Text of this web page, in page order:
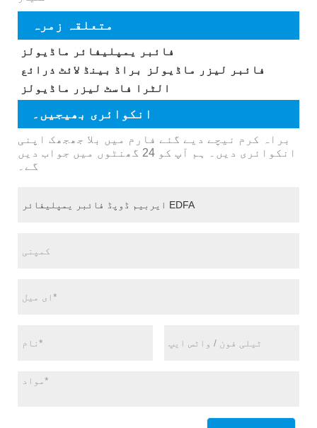
متعلقہ زمرہ
فائبر یمپلیفائر ماڈیولز
براڈ بینڈ لائٹ ذرائع
فائبر لیزر ماڈیولز
الٹرا فاسٹ لیزر ماڈیولز
انکوائری بھیجیں۔
براہ کرم نیچے دیے گئے فارم میں بلا جھجھک اپنی
انکوائری دیں۔ ہم آپ کو 24 گھنٹوں میں جواب دیں
گے۔